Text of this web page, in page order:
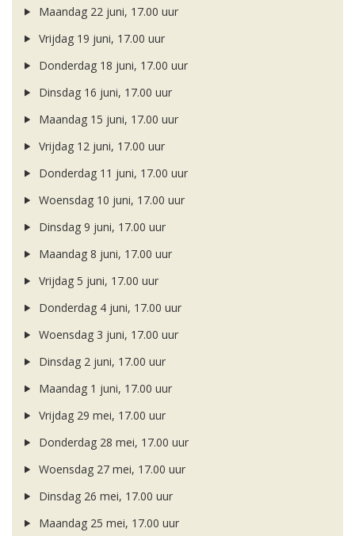
Maandag 22 juni, 17.00 uur
Vrijdag 19 juni, 17.00 uur
Donderdag 18 juni, 17.00 uur
Dinsdag 16 juni, 17.00 uur
Maandag 15 juni, 17.00 uur
Vrijdag 12 juni, 17.00 uur
Donderdag 11 juni, 17.00 uur
Woensdag 10 juni, 17.00 uur
Dinsdag 9 juni, 17.00 uur
Maandag 8 juni, 17.00 uur
Vrijdag 5 juni, 17.00 uur
Donderdag 4 juni, 17.00 uur
Woensdag 3 juni, 17.00 uur
Dinsdag 2 juni, 17.00 uur
Maandag 1 juni, 17.00 uur
Vrijdag 29 mei, 17.00 uur
Donderdag 28 mei, 17.00 uur
Woensdag 27 mei, 17.00 uur
Dinsdag 26 mei, 17.00 uur
Maandag 25 mei, 17.00 uur